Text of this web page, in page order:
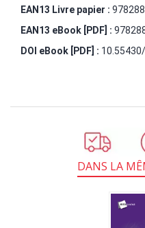
EAN13 Livre papier :
EAN13 eBook [PDF] :
DOI eBook [PDF] :
DANS LA